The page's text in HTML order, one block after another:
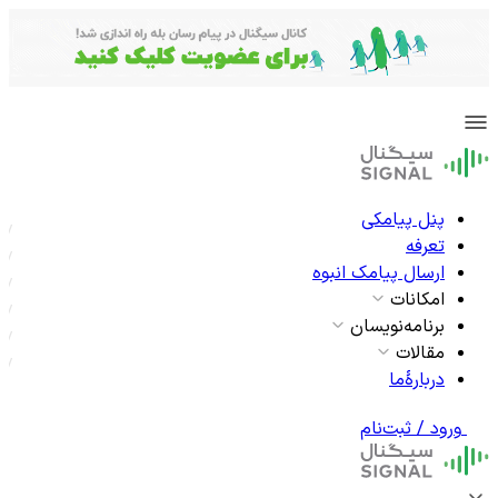
پنل پیامکی
تعرفه
ارسال پیامک انبوه
امکانات
برنامه‌نویسان
مقالات
دربارۀما
ورود / ثبت‌نام